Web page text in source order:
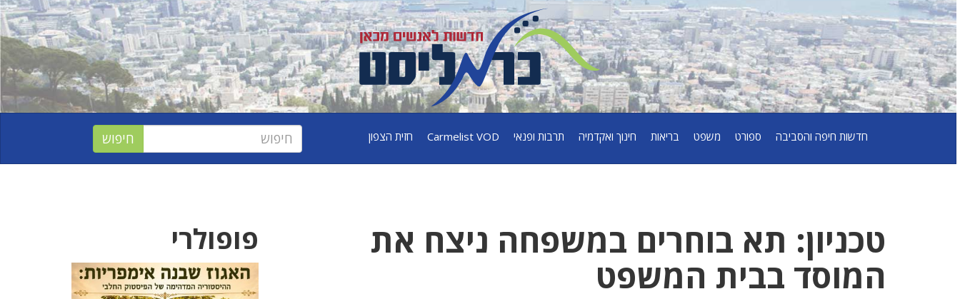
חדשות חיפה והסביבה ספורט משפט בריאות חינוך ואקדמיה תרבות ופנאי Carmelist VOD חזית הצפון
טכניון: תא בוחרים במשפחה ניצח את
המוסד בבית המשפט
פופולרי